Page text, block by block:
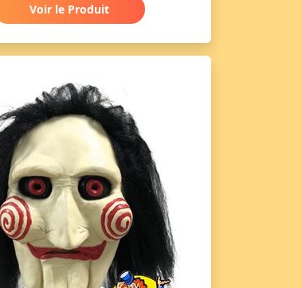
Voir le Produit